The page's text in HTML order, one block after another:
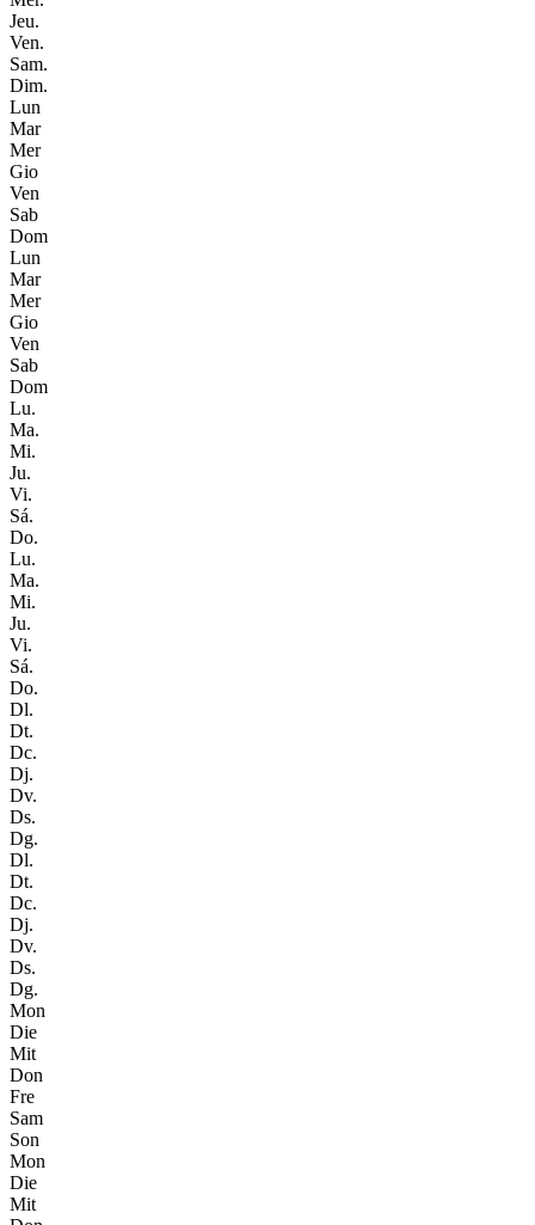
Jeu.
Ven.
Sam.
Dim.
Lun
Mar
Mer
Gio
Ven
Sab
Dom
Lun
Mar
Mer
Gio
Ven
Sab
Dom
Lu.
Ma.
Mi.
Ju.
Vi.
Sá.
Do.
Lu.
Ma.
Mi.
Ju.
Vi.
Sá.
Do.
Dl.
Dt.
Dc.
Dj.
Dv.
Ds.
Dg.
Dl.
Dt.
Dc.
Dj.
Dv.
Ds.
Dg.
Mon
Die
Mit
Don
Fre
Sam
Son
Mon
Die
Mit